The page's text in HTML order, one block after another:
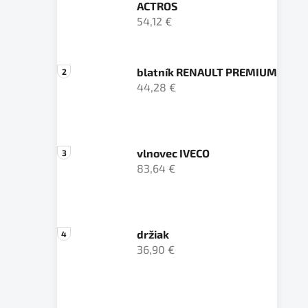
ACTROS
54,12 €
blatník RENAULT PREMIUM
44,28 €
vlnovec IVECO
83,64 €
držiak
36,90 €